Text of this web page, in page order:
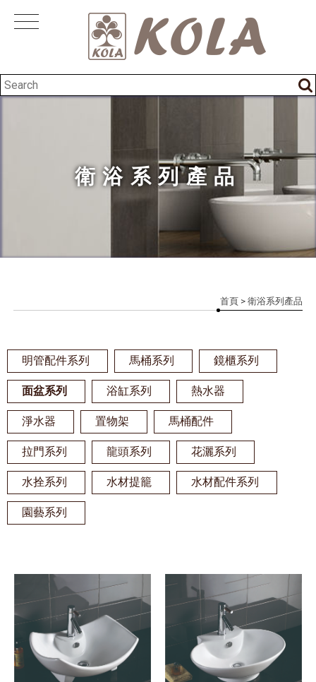
衛浴系列產品
首頁 > 衛浴系列產品
明管配件系列 馬桶系列 鏡櫃系列
面盆系列 浴缸系列 熱水器
淨水器 置物架 馬桶配件
拉門系列 龍頭系列 花灑系列
水拴系列 水材提籠 水材配件系列
園藝系列